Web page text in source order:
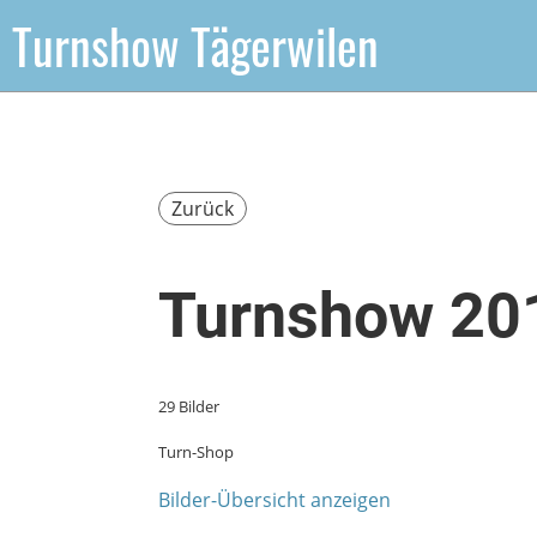
Turnshow Tägerwilen
Zurück
Turnshow
29 Bilder
Turn-Shop
Bilder-Übersicht anzeigen